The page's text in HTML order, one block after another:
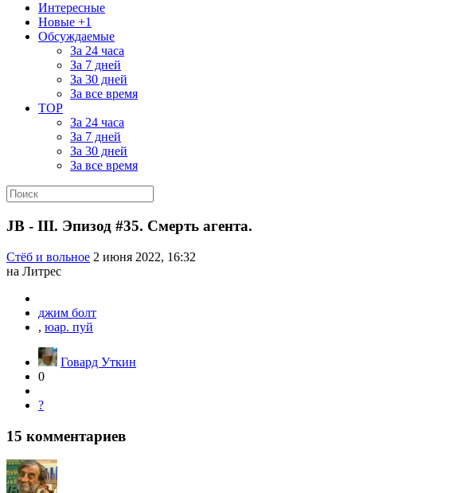
Интересные
Новые +1
Обсуждаемые
За 24 часа
За 7 дней
За 30 дней
За все время
TOP
За 24 часа
За 7 дней
За 30 дней
За все время
JB - III. Эпизод #35. Смерть агента.
Стёб и вольное 2 июня 2022, 16:32
на Литрес
джим болт
, юар. пуй
Говард Уткин
0
?
15 комментариев